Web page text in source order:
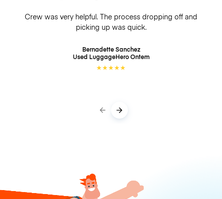
Crew was very helpful. The process dropping off and
picking up was quick.
Bernadette Sanchez
Used LuggageHeroOntem
★★★★★